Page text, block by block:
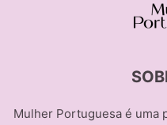
Mulher Portuguesa é uma